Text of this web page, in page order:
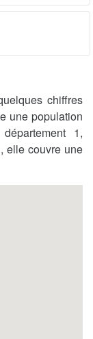
chiffres
une population
1,
elle couvre une